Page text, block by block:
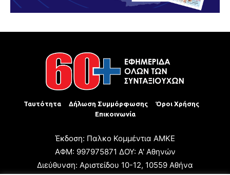
Ταυτότητα Δήλωση Συμμόρφωσης
Όροι Χρήσης
Επικοινωνία
Έκδοση: Παλκο Κομμέντια ΑΜΚΕ
ΑΦΜ: 997975871 ΔΟΥ: Α' Αθηνών
Διεύθυνση: Αριστείδου 10-12, 10559 Αθήνα